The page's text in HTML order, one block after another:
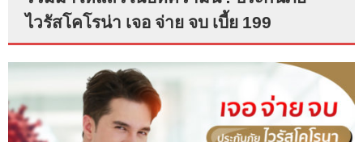
ไวรัสโคโรน่า เจอ จ่าย จบ เบี้ย 199